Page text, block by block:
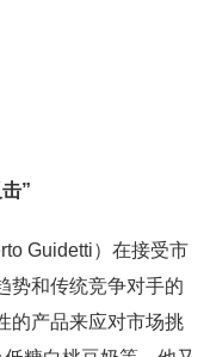
”
Guidetti）在接受市
势和传统竞争对手的
的产品来应对市场挑